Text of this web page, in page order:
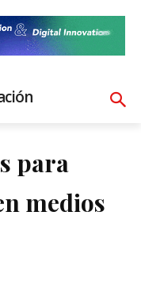
para
medios